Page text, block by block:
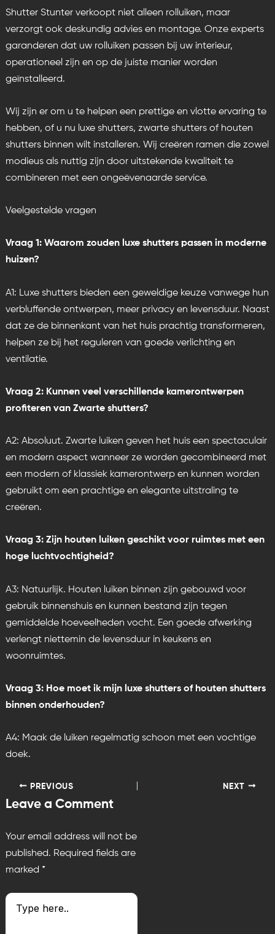
Shutter Stunter verkoopt niet alleen rolluiken, maar
verzorgt ook deskundig advies en montage. Onze experts
garanderen dat uw rolluiken passen bij uw interieur,
operationeel zijn en op de juiste manier worden
geïnstalleerd.
Wij zijn er om u te helpen een prettige en vlotte ervaring te
hebben, of u nu luxe shutters, zwarte shutters of houten
shutters binnen wilt installeren. Wij creëren ramen die zowel
modieus als nuttig zijn door uitstekende kwaliteit te
combineren met een ongeëvenaarde service.
Veelgestelde vragen
Vraag 1: Waarom zouden luxe shutters passen in moderne
huizen?
A1: Luxe shutters bieden een geweldige keuze vanwege hun
verbluffende ontwerpen, meer privacy en levensduur. Naast
dat ze de binnenkant van het huis prachtig transformeren,
helpen ze bij het reguleren van goede verlichting en
ventilatie.
Vraag 2: Kunnen veel verschillende kamerontwerpen
profiteren van Zwarte shutters?
A2: Absoluut. Zwarte luiken geven het huis een spectaculair
en modern aspect wanneer ze worden gecombineerd met
een modern of klassiek kamerontwerp en kunnen worden
gebruikt om een ​​prachtige en elegante uitstraling te
creëren.
Vraag 3: Zijn houten luiken geschikt voor ruimtes met een
hoge luchtvochtigheid?
A3: Natuurlijk. Houten luiken binnen zijn gebouwd voor
gebruik binnenshuis en kunnen bestand zijn tegen
gemiddelde hoeveelheden vocht. Een goede afwerking
verlengt niettemin de levensduur in keukens en
woonruimtes.
Vraag 3: Hoe moet ik mijn luxe shutters of houten shutters
binnen onderhouden?
A4: Maak de luiken regelmatig schoon met een vochtige
doek.
PREVIOUS NEXT
Leave a Comment
Your email address will not be
published. Required fields are
marked *
Type
here..